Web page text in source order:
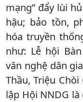
mạng” đẩy lùi
hậu; bảo tồn,
hóa truyền
như: Lễ hội
văn nghệ dân
Thầu, Triệu
lập Hội NNDG